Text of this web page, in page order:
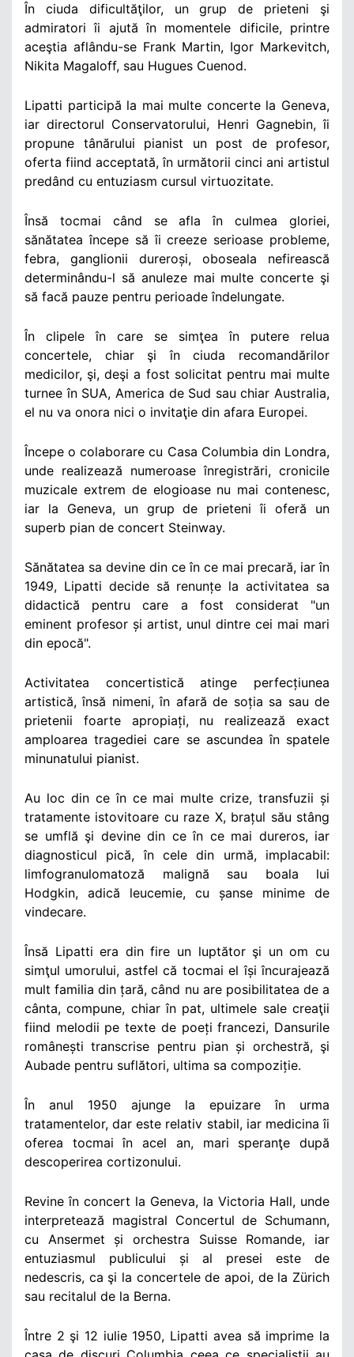
În ciuda dificultăţilor, un grup de prieteni şi
admiratori îi ajută în momentele dificile, printre
aceştia aflându-se Frank Martin, Igor Markevitch,
Nikita Magaloff, sau Hugues Cuenod.
Lipatti participă la mai multe concerte la Geneva,
iar directorul Conservatorului, Henri Gagnebin, îi
propune tânărului pianist un post de profesor,
oferta fiind acceptată, în următorii cinci ani artistul
predând cu entuziasm cursul virtuozitate.
Însă tocmai când se afla în culmea gloriei,
sănătatea începe să îi creeze serioase probleme,
febra, ganglionii dureroși, oboseala nefirească
determinându-l să anuleze mai multe concerte şi
să facă pauze pentru perioade îndelungate.
În clipele în care se simţea în putere relua
concertele, chiar şi în ciuda recomandărilor
medicilor, şi, deşi a fost solicitat pentru mai multe
turnee în SUA, America de Sud sau chiar Australia,
el nu va onora nici o invitaţie din afara Europei.
Începe o colaborare cu Casa Columbia din Londra,
unde realizează numeroase înregistrări, cronicile
muzicale extrem de elogioase nu mai contenesc,
iar la Geneva, un grup de prieteni îi oferă un
superb pian de concert Steinway.
Sănătatea sa devine din ce în ce mai precară, iar în
1949, Lipatti decide să renunțe la activitatea sa
didactică pentru care a fost considerat "un
eminent profesor și artist, unul dintre cei mai mari
din epocă".
Activitatea concertistică atinge perfecțiunea
artistică, însă nimeni, în afară de soția sa sau de
prietenii foarte apropiați, nu realizează exact
amploarea tragediei care se ascundea în spatele
minunatului pianist.
Au loc din ce în ce mai multe crize, transfuzii și
tratamente istovitoare cu raze X, brațul său stâng
se umflă şi devine din ce în ce mai dureros, iar
diagnosticul pică, în cele din urmă, implacabil:
limfogranulomatoză malignă sau boala lui
Hodgkin, adică leucemie, cu șanse minime de
vindecare.
Însă Lipatti era din fire un luptător şi un om cu
simţul umorului, astfel că tocmai el își încurajează
mult familia din țară, când nu are posibilitatea de a
cânta, compune, chiar în pat, ultimele sale creaţii
fiind melodii pe texte de poeți francezi, Dansurile
românești transcrise pentru pian și orchestră, şi
Aubade pentru suflători, ultima sa compoziție.
În anul 1950 ajunge la epuizare în urma
tratamentelor, dar este relativ stabil, iar medicina îi
oferea tocmai în acel an, mari speranţe după
descoperirea cortizonului.
Revine în concert la Geneva, la Victoria Hall, unde
interpretează magistral Concertul de Schumann,
cu Ansermet și orchestra Suisse Romande, iar
entuziasmul publicului și al presei este de
nedescris, ca şi la concertele de apoi, de la Zürich
sau recitalul de la Berna.
Între 2 şi 12 iulie 1950, Lipatti avea să imprime la